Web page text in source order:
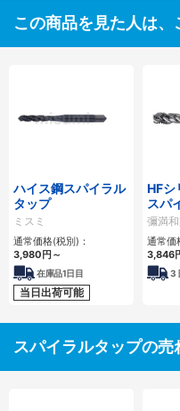
この商品を見た人は
ハイス鋼スパイラル
タップ
ミスミ
通常価格(税別)：
3,980円～
在庫品1日目
当日出荷可能
HFシ
スパ
素鋼
彌満
通常価
3,846
3
スパイラルタップの